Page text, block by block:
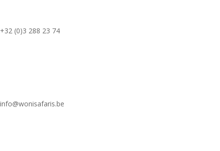
+32 (0)3 288 23 74
info@wonisafaris.be